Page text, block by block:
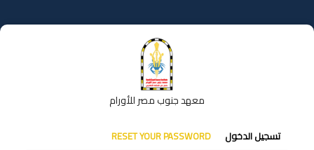
إلى
المحتوى
معهد جنوب مصر للأورام
التبويبات
تسجيل الدخول RESET YOUR PASSWORD